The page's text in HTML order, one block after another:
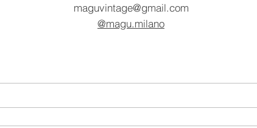
maguvintage@gmail.com
@magu.milano